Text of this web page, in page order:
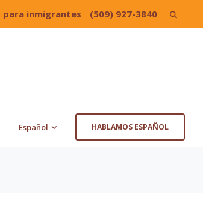
para inmigrantes (509) 927-3840 Search
Español HABLAMOS ESPAÑOL